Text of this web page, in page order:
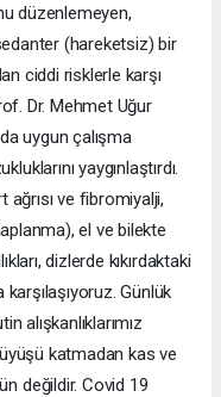
düzenlemeyen,
(hareketsiz) bir
ciddi risklerle karşı
Dr. Mehmet Uğur
uygun çalışma
yaygınlaştırdı.
ve fibromiyalji,
el ve bilekte
dizlerde kıkırdaktaki
Günlük
alışkanlıklarımız
katmadan kas ve
değildir. Covid 19